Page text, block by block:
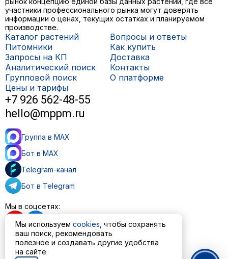
участники профессионального рынка могут доверять
информации о ценах, текущих остатках и планируемом
производстве.
Каталог растений
Питомники
Запросы на КП
Аналитический поиск
Групповой поиск
Цены и тарифы
Вопросы и ответы
Как купить
Доставка
Контакты
О платформе
+7 926 562-48-55
hello@mppm.ru
Группа в MAX
Бот в MAX
Telegram-канал
Бот в Telegram
Мы в соцсетях:
Пользовательское соглашение
Мы используем cookies , чтобы сохранять
ваш поиск, рекомендовать
полезное и создавать другие удобства
на сайте